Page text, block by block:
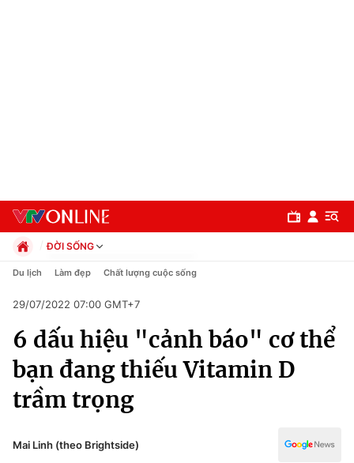
Chuyên mục
Chính trị
Xã hội
Pháp luật
ĐỜI SỐNG
Chính trị
Pháp luật
Kinh tế
Thể thao
Truyền hình
Văn hóa - Giải trí
Công nghệ
Du lịch Làm đẹp Chất lượng cuộc sống
29/07/2022 07:00 GMT+7
6 dấu hiệu "cảnh báo" cơ thể
bạn đang thiếu Vitamin D
trầm trọng
Mai Linh (theo Brightside)